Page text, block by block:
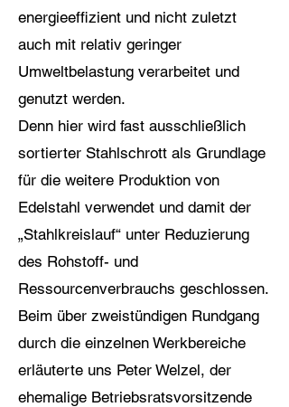
energieeffizient und nicht zuletzt
auch mit relativ geringer
Umweltbelastung verarbeitet und
genutzt werden.
Denn hier wird fast ausschließlich
sortierter Stahlschrott als Grundlage
für die weitere Produktion von
Edelstahl verwendet und damit der
„Stahlkreislauf“ unter Reduzierung
des Rohstoff- und
Ressourcenverbrauchs geschlossen.
Beim über zweistündigen Rundgang
durch die einzelnen Werkbereiche
erläuterte uns Peter Welzel, der
ehemalige Betriebsratsvorsitzende